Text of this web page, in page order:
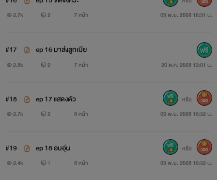
2.7k 2 7 หน้า 09 พ.ย. 2568 16:31 น.
300
#17 ep 16 มาส่งลูกเมีย
2.8k 2 7 หน้า 20 ต.ค. 2568 13:01 น.
#18 ep 17 แสดงตัว
2.7k 2 8 หน้า 09 พ.ย. 2568 16:32 น.
หรือ 300
#19 ep 18 อบอุ่น
2.4k 1 8 หน้า 09 พ.ย. 2568 16:32 น.
หรือ 300